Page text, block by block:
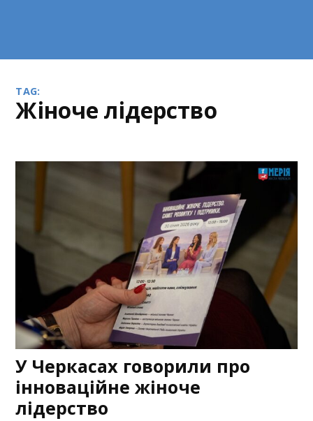
TAG:
жіноче лідерство
У Черкасах говорили про
інноваційне жіноче
лідерство